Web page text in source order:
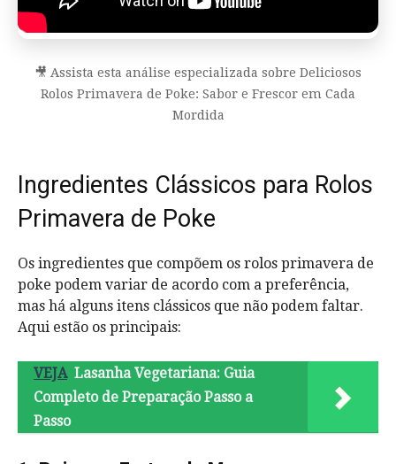
🎥 Assista esta análise especializada sobre Deliciosos
Rolos Primavera de Poke: Sabor e Frescor em Cada
Mordida
Ingredientes Clássicos para Rolos
Primavera de Poke
Os ingredientes que compõem os rolos primavera de
poke podem variar de acordo com a preferência,
mas há alguns itens clássicos que não podem faltar.
Aqui estão os principais:
VEJA Lasanha Vegetariana: Guia
Completo de Preparação Passo a
Passo